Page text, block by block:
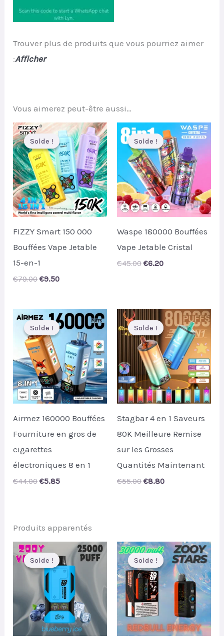
Trouver plus de produits que vous pourriez aimer
:Afficher
Vous aimerez peut-être aussi…
Solde !
Solde !
FIZZY Smart 150 000
Bouffées Vape Jetable
15-en-1
€79.00 Original
€79.00.
€9.50Current
€9.50.
Solde !
Solde !
Waspe 180000 Bouffées
Vape Jetable Cristal
€45.00 Original
€6.20Current
Solde !
Solde !
Airmez 160000 Bouffées
Fourniture en gros de
cigarettes
électroniques 8 en 1
€44.00 Original
€5.85Current
Solde !
Solde !
Stagbar 4 en 1 Saveurs
80K Meilleure Remise
sur les Grosses
Quantités Maintenant
€55.00 Original
€8.80Current
Produits apparentés
Solde !
Solde ! Solde !
Solde !